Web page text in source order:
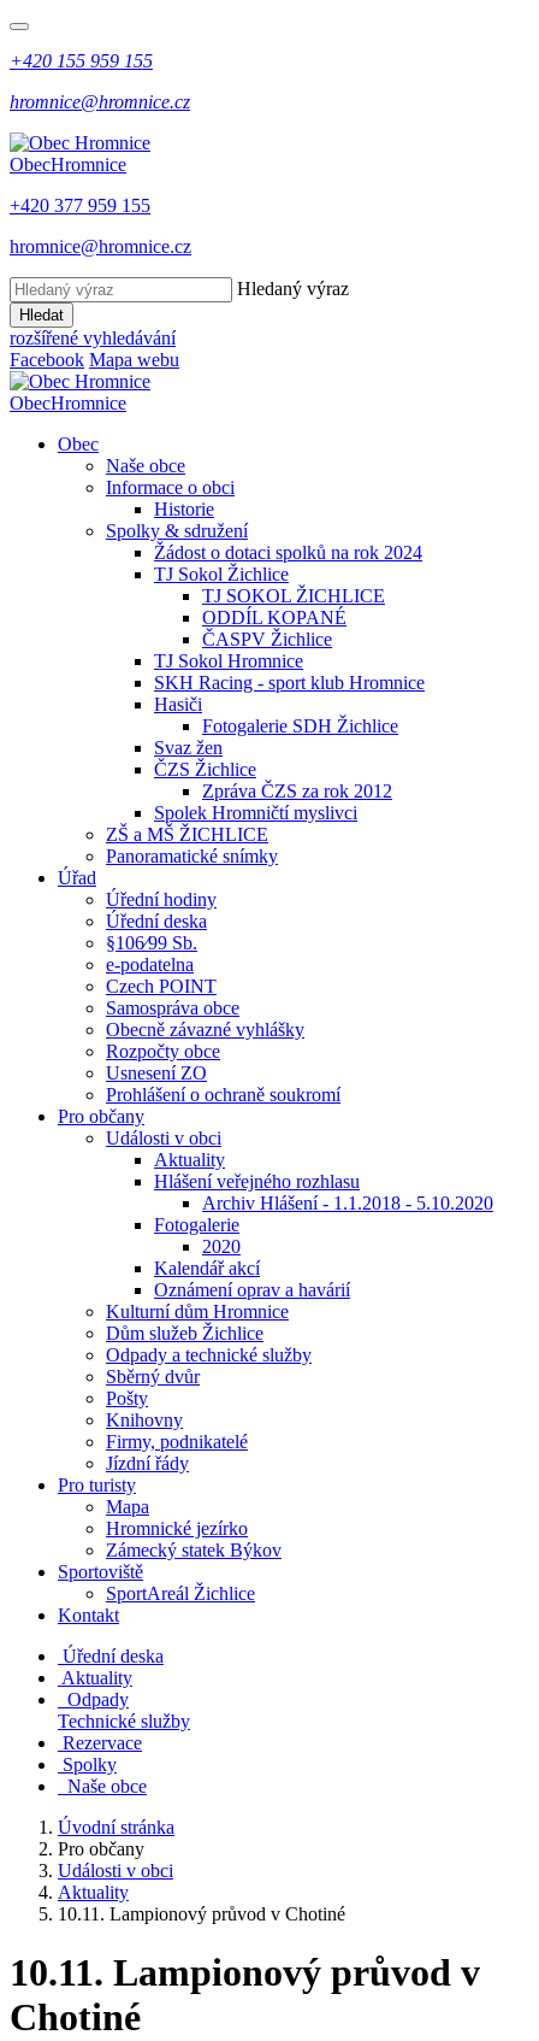
+420 155 959 155
hromnice@hromnice.cz
ObecHromnice
+420 377 959 155
hromnice@hromnice.cz
Hledaný výraz
Hledat
rozšířené vyhledávání
Facebook Mapa webu
ObecHromnice
Obec
Naše obce
Informace o obci
Historie
Spolky & sdružení
Žádost o dotaci spolků na rok 2024
TJ Sokol Žichlice
TJ SOKOL ŽICHLICE
ODDÍL KOPANÉ
ČASPV Žichlice
TJ Sokol Hromnice
SKH Racing - sport klub Hromnice
Hasiči
Fotogalerie SDH Žichlice
Svaz žen
ČZS Žichlice
Zpráva ČZS za rok 2012
Spolek Hromničtí myslivci
ZŠ a MŠ ŽICHLICE
Panoramatické snímky
Úřad
Úřední hodiny
Úřední deska
§106⁄99 Sb.
e-podatelna
Czech POINT
Samospráva obce
Obecně závazné vyhlášky
Rozpočty obce
Usnesení ZO
Prohlášení o ochraně soukromí
Pro občany
Události v obci
Aktuality
Hlášení veřejného rozhlasu
Archiv Hlášení - 1.1.2018 - 5.10.2020
Fotogalerie
2020
Kalendář akcí
Oznámení oprav a havárií
Kulturní dům Hromnice
Dům služeb Žichlice
Odpady a technické služby
Sběrný dvůr
Pošty
Knihovny
Firmy, podnikatelé
Jízdní řády
Pro turisty
Mapa
Hromnické jezírko
Zámecký statek Býkov
Sportoviště
SportAreál Žichlice
Kontakt
Úřední deska
Aktuality
Odpady
Technické služby
Rezervace
Spolky
Naše obce
Úvodní stránka
Pro občany
Události v obci
Aktuality
10.11. Lampionový průvod v Chotiné
10.11. Lampionový průvod v
Chotiné